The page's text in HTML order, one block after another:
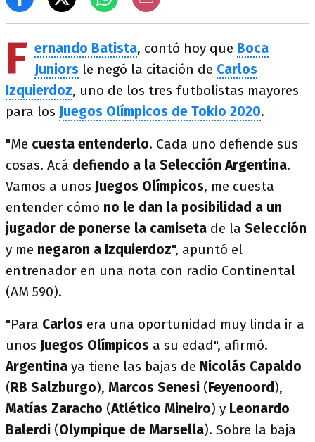
F ernando Batista, contó hoy que Boca
Juniors le negó la citación de Carlos
Izquierdoz, uno de los tres futbolistas mayores
para los Juegos Olímpicos de Tokio 2020.
"Me cuesta entenderlo. Cada uno defiende sus
cosas. Acá defiendo a la Selección Argentina.
Vamos a unos Juegos Olímpicos, me cuesta
entender cómo no le dan la posibilidad a un
jugador de ponerse la camiseta de la Selección
y me negaron a Izquierdoz", apuntó el
entrenador en una nota con radio Continental
(AM 590).
"Para Carlos era una oportunidad muy linda ir a
unos Juegos Olímpicos a su edad", afirmó.
Argentina ya tiene las bajas de Nicolás Capaldo
(RB Salzburgo), Marcos Senesi (Feyenoord),
Matías Zaracho (Atlético Mineiro) y Leonardo
Balerdi (Olympique de Marsella). Sobre la baja